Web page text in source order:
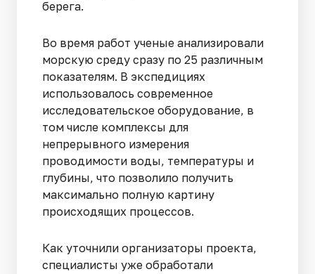
берега.
Во время работ ученые анализировали
морскую среду сразу по 25 различным
показателям. В экспедициях
использовалось современное
исследовательское оборудование, в
том числе комплексы для
непрерывного измерения
проводимости воды, температуры и
глубины, что позволило получить
максимально полную картину
происходящих процессов.
Как уточнили организаторы проекта,
специалисты уже обработали